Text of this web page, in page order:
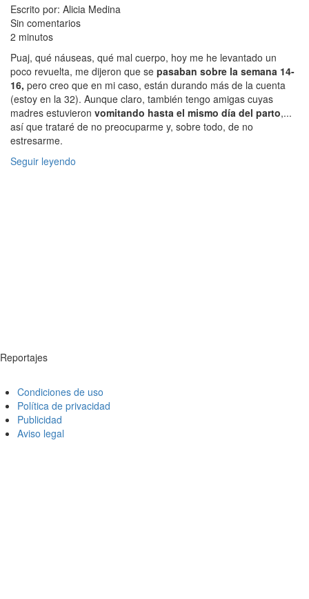
Escrito por: Alicia Medina
Sin comentarios
2 minutos
Puaj, qué náuseas, qué mal cuerpo, hoy me he levantado un
poco revuelta, me dijeron que se pasaban sobre la semana 14-
16, pero creo que en mi caso, están durando más de la cuenta
(estoy en la 32). Aunque claro, también tengo amigas cuyas
madres estuvieron vomitando hasta el mismo día del parto,...
así que trataré de no preocuparme y, sobre todo, de no
estresarme.
Seguir leyendo
Reportajes
Condiciones de uso
Política de privacidad
Publicidad
Aviso legal